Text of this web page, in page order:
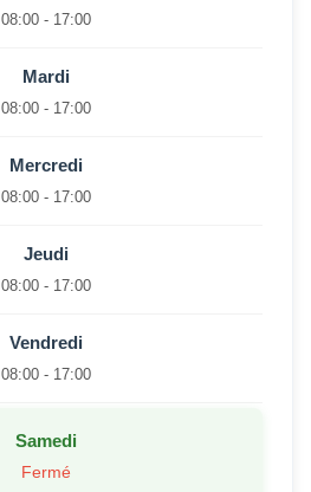
08:00 - 17:00
Mardi
08:00 - 17:00
Mercredi
08:00 - 17:00
Jeudi
08:00 - 17:00
Vendredi
08:00 - 17:00
Samedi
Fermé